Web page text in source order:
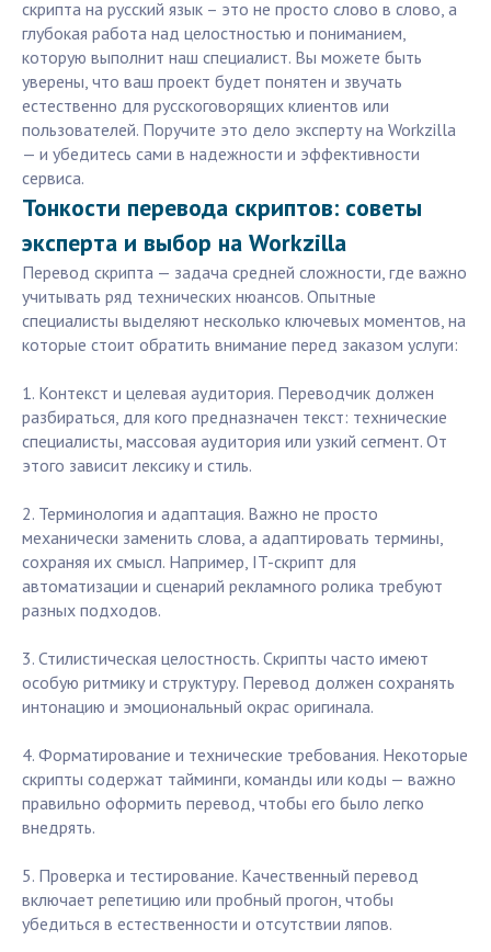
скрипта на русский язык – это не просто слово в слово, а
глубокая работа над целостностью и пониманием,
которую выполнит наш специалист. Вы можете быть
уверены, что ваш проект будет понятен и звучать
естественно для русскоговорящих клиентов или
пользователей. Поручите это дело эксперту на Workzilla
— и убедитесь сами в надежности и эффективности
сервиса.
Тонкости перевода скриптов: советы
эксперта и выбор на Workzilla
Перевод скрипта — задача средней сложности, где важно
учитывать ряд технических нюансов. Опытные
специалисты выделяют несколько ключевых моментов, на
которые стоит обратить внимание перед заказом услуги:
1. Контекст и целевая аудитория. Переводчик должен
разбираться, для кого предназначен текст: технические
специалисты, массовая аудитория или узкий сегмент. От
этого зависит лексику и стиль.
2. Терминология и адаптация. Важно не просто
механически заменить слова, а адаптировать термины,
сохраняя их смысл. Например, IT-скрипт для
автоматизации и сценарий рекламного ролика требуют
разных подходов.
3. Стилистическая целостность. Скрипты часто имеют
особую ритмику и структуру. Перевод должен сохранять
интонацию и эмоциональный окрас оригинала.
4. Форматирование и технические требования. Некоторые
скрипты содержат тайминги, команды или коды — важно
правильно оформить перевод, чтобы его было легко
внедрять.
5. Проверка и тестирование. Качественный перевод
включает репетицию или пробный прогон, чтобы
убедиться в естественности и отсутствии ляпов.